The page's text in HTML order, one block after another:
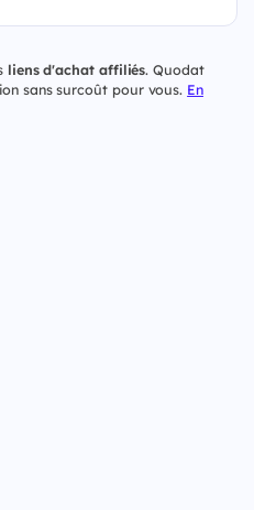
liens d'achat affiliés. Quodat
sans surcoût pour vous. En